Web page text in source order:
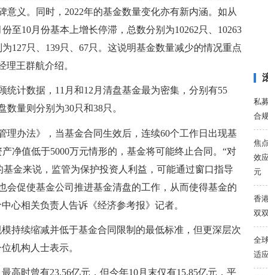
意义。同时，2022年的基金数量变化亦有新内涵。如从
至10月份基本上增长停滞，总数分别为10262只、10263
127只、139只、67只。这说明基金数量减少的情况重点
理王群航介绍。
统计数据，11月和12月清盘基金最为密集，分别有55
量则分别为30只和38只。
理办法》，当基金合同生效后，连续60个工作日出现基
净值低于5000万元情形的，基金将可能终止合同。“对
基金来说，监管为保护投资人利益，可能通过窗口指导
会促使基金公司推进基金清盘的工作，从而使得基金的
心相关负责人告诉《经济参考报》记者。
持续缩减并低于基金合同限制的最低标准，但更深层次
机构人士表示。
高时曾有23.56亿元，但今年10月末仅有15.85亿元，平
私
合
焦
效
元
香
双
全
适